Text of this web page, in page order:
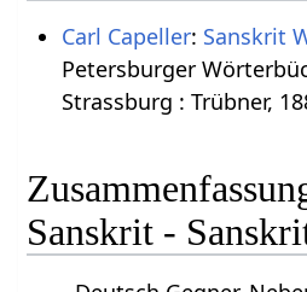
Carl Capeller: Sanskrit
Petersburger
Strassburg : Trübner,
Sanskrit -